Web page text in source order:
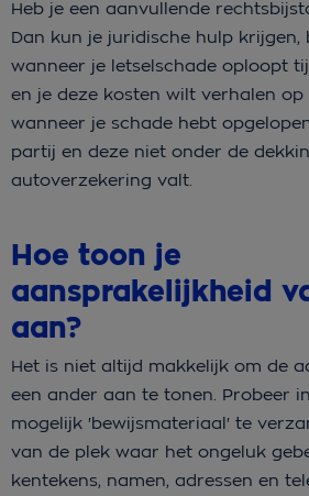
Heb je een aanvullende
Dan kun je juridische hulp krijgen,
wanneer je letselschade oploopt
en je deze kosten wilt verhalen
wanneer je schade hebt
partij en deze niet onder de
autoverzekering valt.
Hoe toon je
aansprakelijkheid
aan?
Het is niet altijd makkelijk om de
een ander aan te tonen. Probeer
mogelijk 'bewijsmateriaal' te
van de plek waar het ongeluk
kentekens, namen, adressen en